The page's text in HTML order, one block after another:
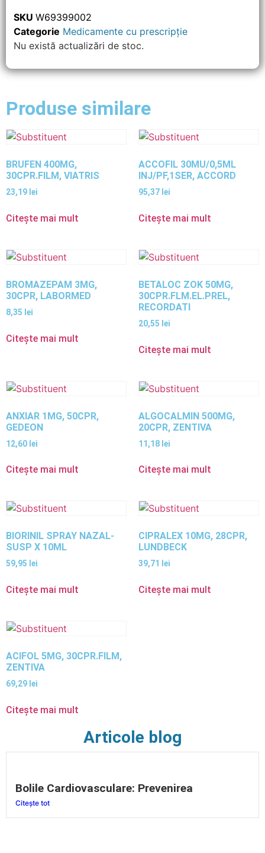
SKU W69399002
Categorie Medicamente cu prescripție
Nu există actualizări de stoc.
Produse similare
BRUFEN 400MG,
30CPR.FILM, VIATRIS
23,19 lei
Citește mai mult
ACCOFIL 30MU/0,5ML
INJ/PF,1SER, ACCORD
95,37 lei
Citește mai mult
BROMAZEPAM 3MG,
30CPR, LABORMED
8,35 lei
Citește mai mult
BETALOC ZOK 50MG,
30CPR.FLM.EL.PREL,
RECORDATI
20,55 lei
Citește mai mult
ANXIAR 1MG, 50CPR,
GEDEON
12,60 lei
Citește mai mult
ALGOCALMIN 500MG,
20CPR, ZENTIVA
11,18 lei
Citește mai mult
BIORINIL SPRAY NAZAL-
SUSP X 10ML
59,95 lei
Citește mai mult
CIPRALEX 10MG, 28CPR,
LUNDBECK
39,71 lei
Citește mai mult
ACIFOL 5MG, 30CPR.FILM,
ZENTIVA
69,29 lei
Citește mai mult
Articole blog
Bolile Cardiovasculare: Prevenirea
Citește tot